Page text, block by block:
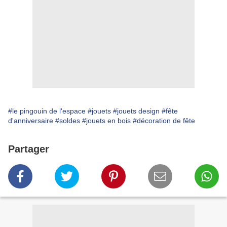
#le pingouin de l'espace #jouets #jouets design #fête
d'anniversaire #soldes #jouets en bois #décoration de fête
Partager